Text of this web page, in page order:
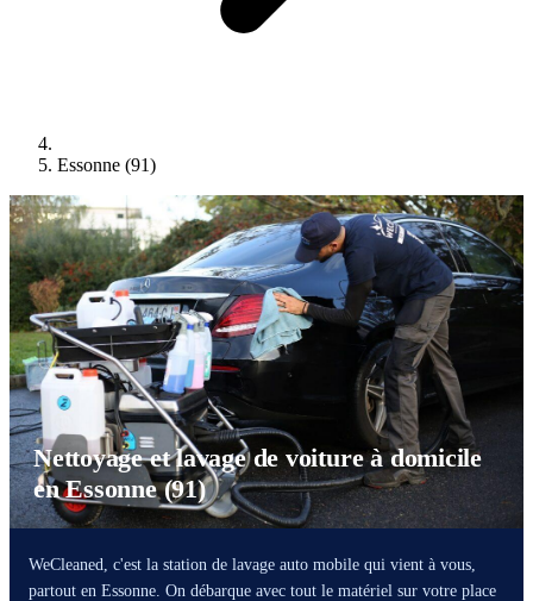
Essonne (91)
Nettoyage et lavage de voiture à domicile
en Essonne (91)
WeCleaned, c'est la station de lavage auto mobile qui vient à vous,
partout en Essonne. On débarque avec tout le matériel sur votre place